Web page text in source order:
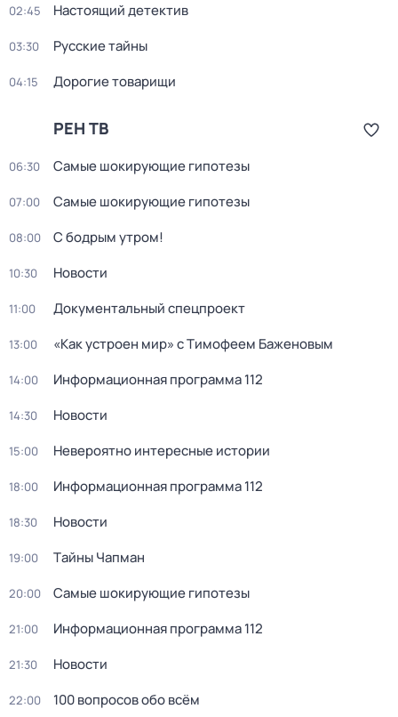
02:45 Настоящий детектив
03:30 Русские тайны
04:15 Дорогие товарищи
РЕН ТВ
06:30 Самые шoкиpующие гипотезы
07:00 Самые шoкиpующие гипотезы
08:00 С бодрым утром!
10:30 Новости
11:00 Документальный спецпроект
13:00 «Как устроен мир» с Тимофеем Баженовым
14:00 Информационная программа 112
14:30 Новости
15:00 Невероятно интересные истории
18:00 Информационная программа 112
18:30 Новости
19:00 Тaйны Чапман
20:00 Самые шoкиpующие гипотезы
21:00 Информационная программа 112
21:30 Новости
22:00 100 вопросов обо всём